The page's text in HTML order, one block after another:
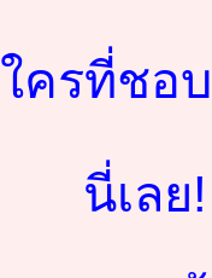
ใครที่ชอ
นี่เลย